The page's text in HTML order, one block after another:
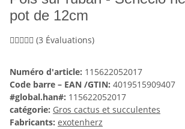
pot de 12cm
(3 Évaluations)
Numéro d'article: 115622052017
Code barre – EAN /GTIN: 4019515909407
#global.han#: 115622052017
catégorie: Gros cactus et succulentes
Fabricants: exotenherz